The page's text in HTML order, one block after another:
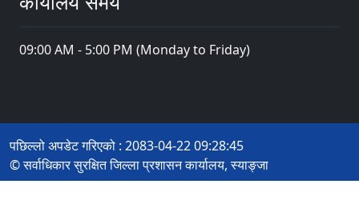
09:00 AM - 5:00 PM (Monday to Friday)
पछिल्लो अपडेट गरिएको : 2083-04-22 09:28:45
© सर्वाधिकार सुरक्षित जिल्ला प्रशासन कार्यालय, स्याङ्जा